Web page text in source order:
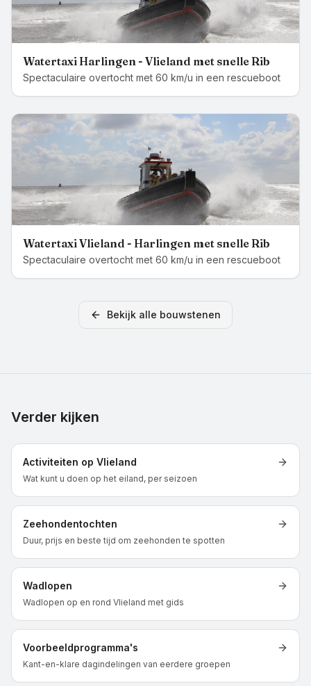
Watertaxi Harlingen - Vlieland met snelle Rib
Spectaculaire overtocht met 60 km/u in een rescueboot
Watertaxi Vlieland - Harlingen met snelle Rib
Spectaculaire overtocht met 60 km/u in een rescueboot
Bekijk alle bouwstenen
Verder kijken
Activiteiten op Vlieland
Wat kunt u doen op het eiland, per seizoen
Zeehondentochten
Duur, prijs en beste tijd om zeehonden te spotten
Wadlopen
Wadlopen op en rond Vlieland met gids
Voorbeeldprogramma's
Kant-en-klare dagindelingen van eerdere groepen